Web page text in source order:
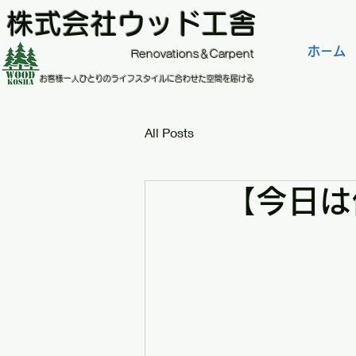
ホーム
株式会社ウッド工舎
​Renovations＆Carpent
お客様一人ひとりのライフスタイルに合わせた空間を届ける
All Posts
【今日